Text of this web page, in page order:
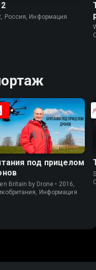
Россия, Информация
под прицелом
Britain by Drone • 2016,
Информация